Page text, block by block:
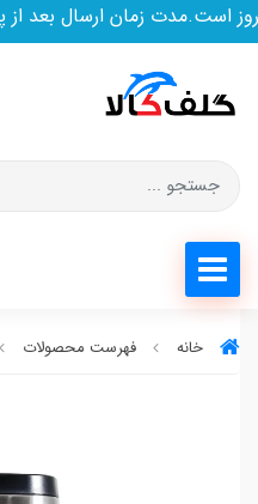
زمان ارسال بعد از
خانه فهرست محصولات